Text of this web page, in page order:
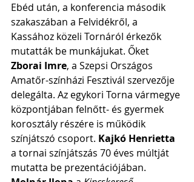
Ebéd után, a konferencia második
szakaszában a Felvidékről, a
Kassához közeli Tornáról érkezők
mutatták be munkájukat. Őket
Zborai Imre, a Szepsi Országos
Amatőr-színházi Fesztivál szervezője
delegálta. Az egykori Torna vármegye
központjában felnőtt- és gyermek
korosztály részére is működik
színjátszó csoport. Kajkó Henrietta
a tornai színjátszás 70 éves múltját
mutatta be prezentációjában.